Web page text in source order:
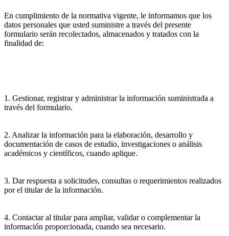
En cumplimiento de la normativa vigente, le informamos que los
datos personales que usted suministre a través del presente
formulario serán recolectados, almacenados y tratados con la
finalidad de:
1. Gestionar, registrar y administrar la información suministrada a
través del formulario.
2. Analizar la información para la elaboración, desarrollo y
documentación de casos de estudio, investigaciones o análisis
académicos y científicos, cuando aplique.
3. Dar respuesta a solicitudes, consultas o requerimientos realizados
por el titular de la información.
4. Contactar al titular para ampliar, validar o complementar la
información proporcionada, cuando sea necesario.